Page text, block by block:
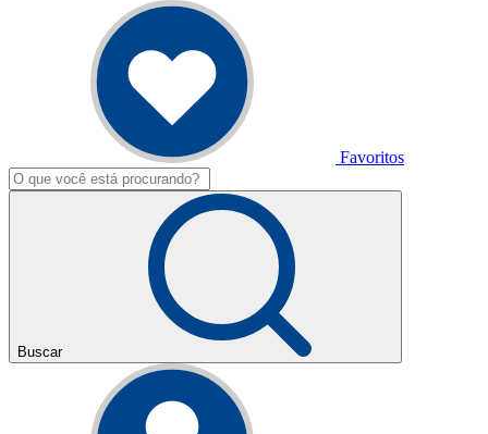
Favoritos
Buscar